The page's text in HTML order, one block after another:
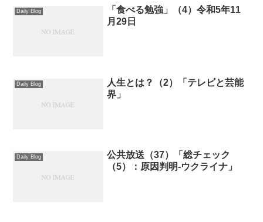
Daily Blog
「食べる勉強」（4）令和5年11
月29日
Daily Blog
人生とは？（2）「テレビと芸能
界」
Daily Blog
公共放送（37）「総チェック
（5）：原因判明-ウクライナ」